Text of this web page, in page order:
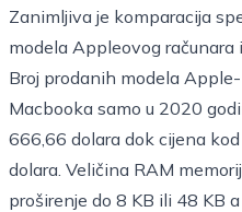
Zanimljiva je komparacija
modela Appleovog računara
Broj prodanih modela
Macbooka samo u 2020
666,66 dolara dok cijena
dolara. Veličina RAM
proširenje do 8 KB ili 48 KB